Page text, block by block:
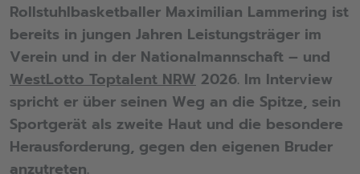
Rollstuhlbasketballer Maximilian Lammering ist
bereits in jungen Jahren Leistungsträger im
Verein und in der Nationalmannschaft – und
WestLotto Toptalent NRW2026. Im Interview
spricht er über seinen Weg an die Spitze, sein
Sportgerät als zweite Haut und die besondere
Herausforderung, gegen den eigenen Bruder